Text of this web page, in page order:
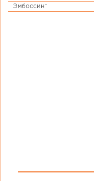
Эмбоссинг